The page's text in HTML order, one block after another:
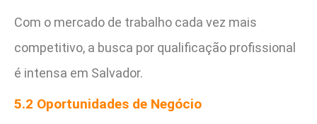
Com o mercado de trabalho cada vez mais
competitivo, a busca por qualificação profissional
é intensa em Salvador.
5.2 Oportunidades de Negócio